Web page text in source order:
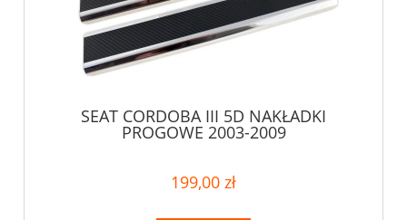
SEAT CORDOBA III 5D NAKŁADKI
PROGOWE 2003-2009
199,00 zł